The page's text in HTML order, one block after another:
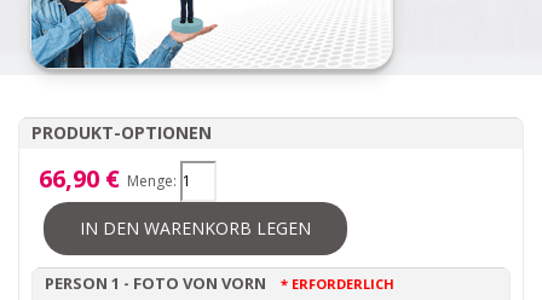
PRODUKT-OPTIONEN
66,90 € Menge:
IN DEN WARENKORB LEGEN
PERSON 1 - FOTO VON VORN * ERFORDERLICH